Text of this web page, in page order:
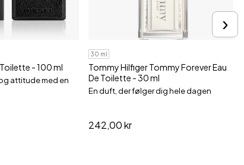
- 100 ml
attitude med en
30 ml
Tommy Hilfiger Tommy Forever Eau
De Toilette - 30 ml
En duft, der følger dig hele dagen
242,00 kr
›